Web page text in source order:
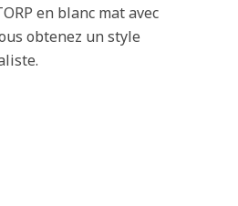
en blanc mat avec
obtenez un style